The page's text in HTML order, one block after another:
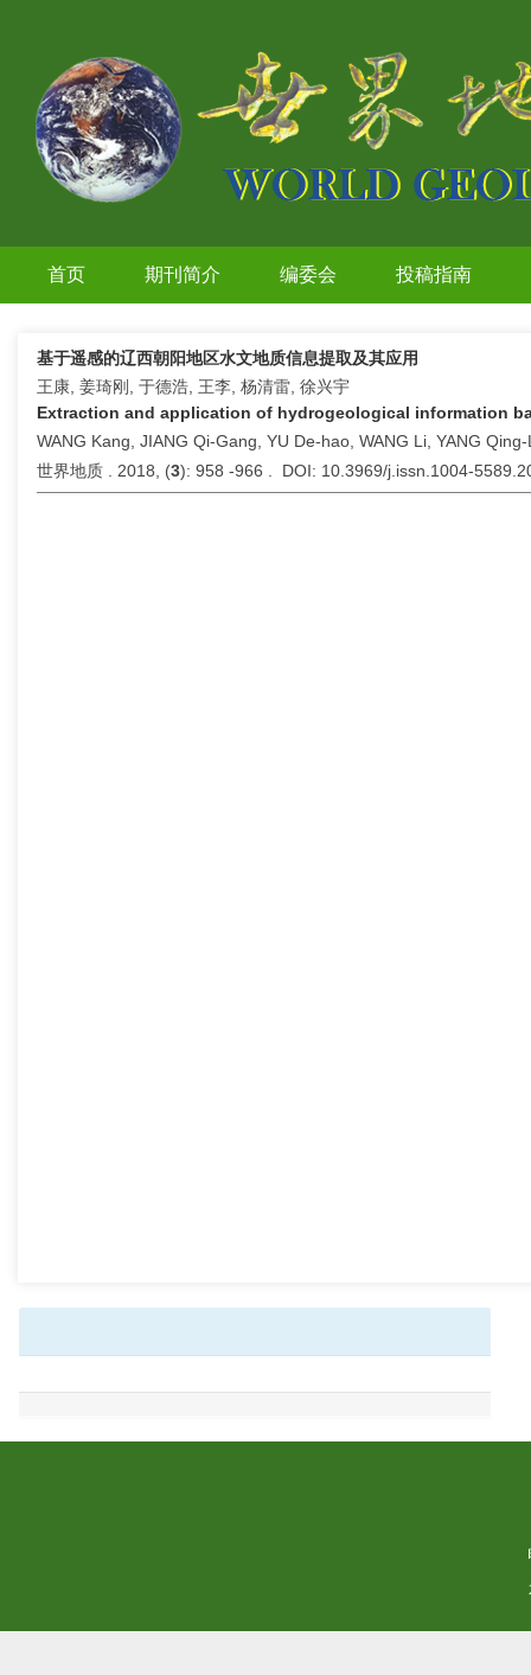
首页 期刊简介 编委会 投稿指南
基于遥感的辽西朝阳地区水文地质信息提取及其应用
王康, 姜琦刚, 于德浩, 王李, 杨清雷, 徐兴宇
Extraction and application of hydrogeological information
WANG Kang, JIANG Qi-Gang, YU De-hao, WANG Li, YANG
世界地质 . 2018, (3): 958 -966 . DOI: 10.3969/j.issn.1004-